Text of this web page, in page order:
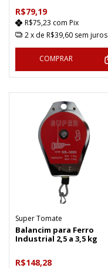
R$79,19
R$75,23 com Pix
2x de R$39,60 sem juros
COMPRAR
Super Tomate
Balancim para Ferro
Industrial 2,5 a 3,5 kg
R$148,28